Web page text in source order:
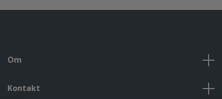
Om
Kontakt